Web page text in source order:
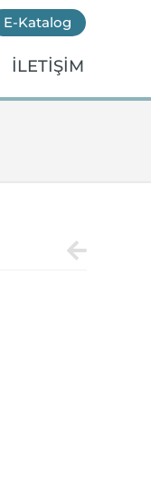
E-Katalog
İLETİŞİM